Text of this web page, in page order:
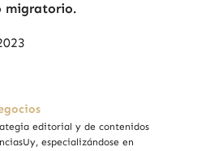
migratorio.
editorial y de contenidos
especializándose en